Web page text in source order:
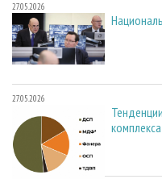
27.05.2026
27.05.2026